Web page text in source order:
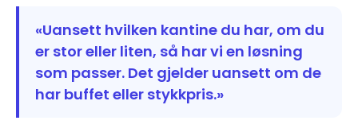
«Uansett hvilken kantine du har, om du
er stor eller liten, så har vi en løsning
som passer. Det gjelder uansett om de
har buffet eller stykkpris.»